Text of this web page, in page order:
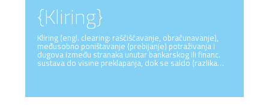
{Kliring}
Kliring (engl. clearing: raščišćavanje, obračunavanje),
međusobno poništavanje (prebijanje) potraživanja i
dugova između stranaka unutar bankarskog ili financ.
sustava do visine preklapanja, dok se saldo (razlika…